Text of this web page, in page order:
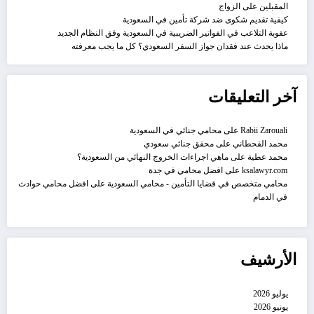
المقبلين على الزواج
كيفية تقديم شكوى ضد شركة تأمين في السعودية
عقوبة التلاعب في الفواتير الضريبية في السعودية وفق النظام الجديد
ماذا يحدث عند فقدان جواز السفر السعودي؟ كل ما يجب معرفته
آخر التعليقات
Rabii Zarouali علىمحامي جنائي في السعودية
محمد القحطاني علىمحقق جنائي سعودي
محمد عطية علىماهي اجراءات الخروج النهائي من السعودية؟
ksalawyr.com على افضل محامي في جدة
محامي متخصص في قضايا التأمين - محامي السعودية على افضل محامي حوادث
في الدمام
الأرشيف
يوليو 2026
يونيو 2026